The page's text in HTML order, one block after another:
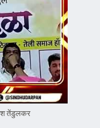
तेंडुलकर